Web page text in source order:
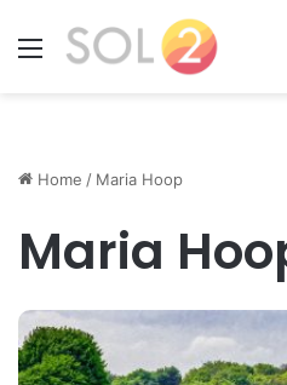
Menu
Home / Maria Hoop
Maria